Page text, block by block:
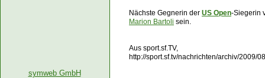
Nächste Gegnerin der US Open-Siegerin
Marion Bartoli sein.
Aus sport.sf.TV,
http://sport.sf.tv/nachrichten/archiv/2009/
symweb GmbH